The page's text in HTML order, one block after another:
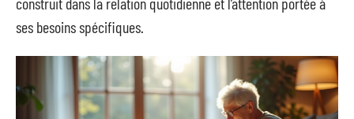
ses besoins spécifiques.